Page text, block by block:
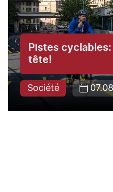
Pistes
tête!
Société